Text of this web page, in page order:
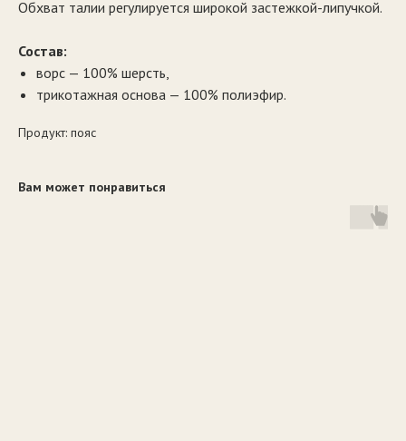
Обхват талии регулируется широкой застежкой-липучкой.
Состав:
ворс — 100% шерсть,
трикотажная основа — 100% полиэфир.
Продукт: пояс
Вам может понравиться